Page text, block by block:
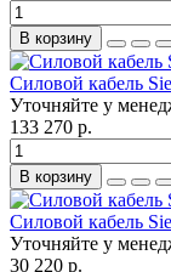
В корзину
Силовой кабель
Уточняйте у
133 270 р.
В корзину
Силовой кабель
Уточняйте у
30 220 р.